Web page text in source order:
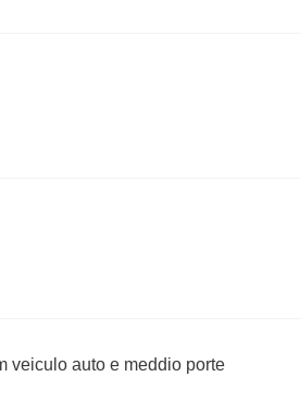
veiculo auto e meddio porte